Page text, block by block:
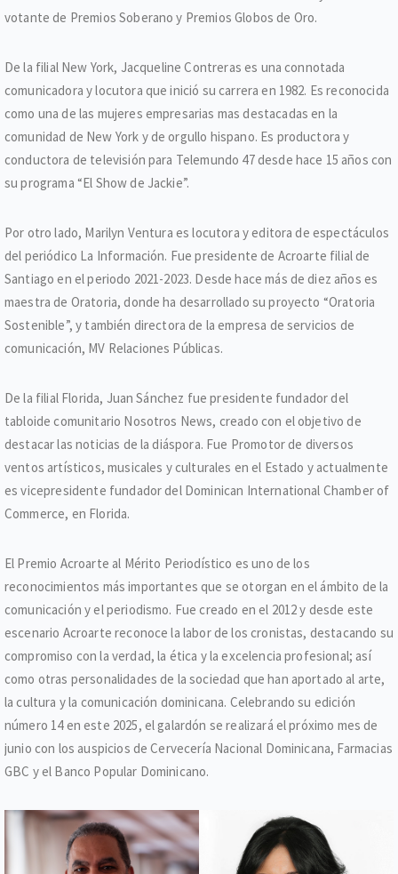
votante de Premios Soberano y Premios Globos de Oro.
De la filial New York, Jacqueline Contreras es una connotada
comunicadora y locutora que inició su carrera en 1982. Es reconocida
como una de las mujeres empresarias mas destacadas en la
comunidad de New York y de orgullo hispano. Es productora y
conductora de televisión para Telemundo 47 desde hace 15 años con
su programa “El Show de Jackie”.
Por otro lado, Marilyn Ventura es locutora y editora de espectáculos
del periódico La Información. Fue presidente de Acroarte filial de
Santiago en el periodo 2021-2023. Desde hace más de diez años es
maestra de Oratoria, donde ha desarrollado su proyecto “Oratoria
Sostenible”, y también directora de la empresa de servicios de
comunicación, MV Relaciones Públicas.
De la filial Florida, Juan Sánchez fue presidente fundador del
tabloide comunitario Nosotros News, creado con el objetivo de
destacar las noticias de la diáspora. Fue Promotor de diversos
ventos artísticos, musicales y culturales en el Estado y actualmente
es vicepresidente fundador del Dominican International Chamber of
Commerce, en Florida.
El Premio Acroarte al Mérito Periodístico es uno de los
reconocimientos más importantes que se otorgan en el ámbito de la
comunicación y el periodismo. Fue creado en el 2012 y desde este
escenario Acroarte reconoce la labor de los cronistas, destacando su
compromiso con la verdad, la ética y la excelencia profesional; así
como otras personalidades de la sociedad que han aportado al arte,
la cultura y la comunicación dominicana. Celebrando su edición
número 14 en este 2025, el galardón se realizará el próximo mes de
junio con los auspicios de Cervecería Nacional Dominicana, Farmacias
GBC y el Banco Popular Dominicano.